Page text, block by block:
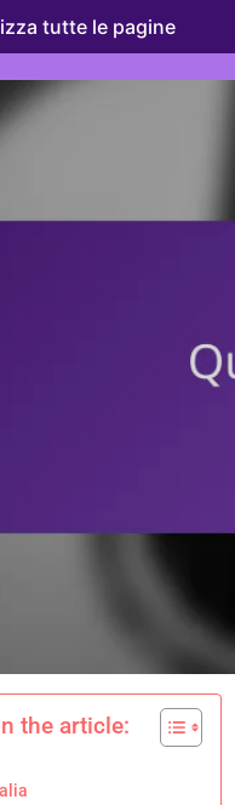
tutte le pagine
the article: